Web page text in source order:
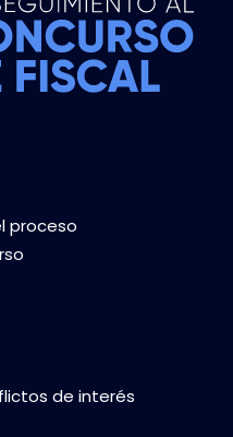
proceso
de interés